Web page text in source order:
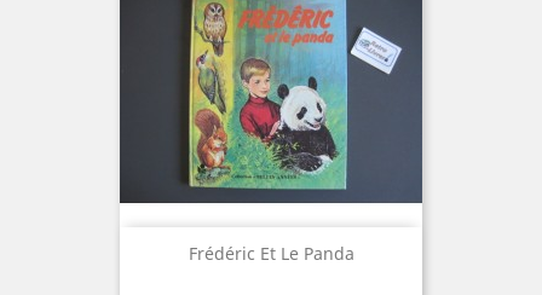
Frédéric Et Le Panda